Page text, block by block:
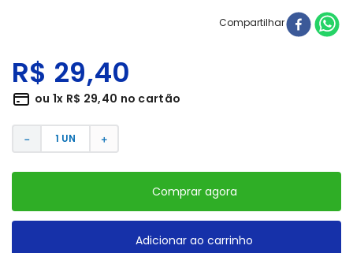
Compartilhar
R$ 29,40
ou 1x R$ 29,40 no cartão
＋
－
Comprar agora
Adicionar ao carrinho